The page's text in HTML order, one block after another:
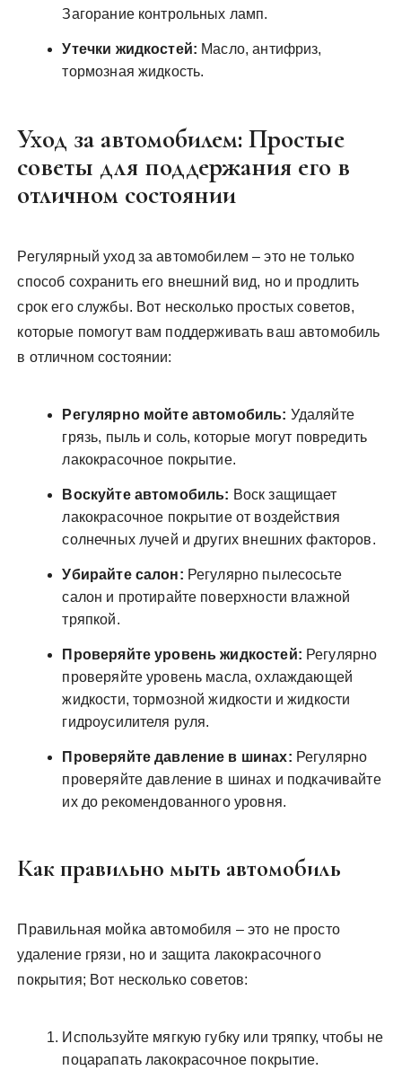
Загорание контрольных ламп.
Утечки жидкостей: Масло, антифриз,
тормозная жидкость.
Уход за автомобилем: Простые
советы для поддержания его в
отличном состоянии
Регулярный уход за автомобилем – это не только
способ сохранить его внешний вид, но и продлить
срок его службы. Вот несколько простых советов,
которые помогут вам поддерживать ваш автомобиль
в отличном состоянии:
Регулярно мойте автомобиль: Удаляйте
грязь, пыль и соль, которые могут повредить
лакокрасочное покрытие.
Воскуйте автомобиль: Воск защищает
лакокрасочное покрытие от воздействия
солнечных лучей и других внешних факторов.
Убирайте салон: Регулярно пылесосьте
салон и протирайте поверхности влажной
тряпкой.
Проверяйте уровень жидкостей: Регулярно
проверяйте уровень масла, охлаждающей
жидкости, тормозной жидкости и жидкости
гидроусилителя руля.
Проверяйте давление в шинах: Регулярно
проверяйте давление в шинах и подкачивайте
их до рекомендованного уровня.
Как правильно мыть автомобиль
Правильная мойка автомобиля – это не просто
удаление грязи, но и защита лакокрасочного
покрытия; Вот несколько советов:
Используйте мягкую губку или тряпку, чтобы не
поцарапать лакокрасочное покрытие.